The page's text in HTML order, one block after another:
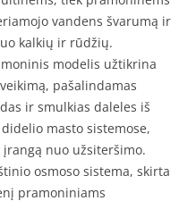
vandens švarumą ir
kalkių ir rūdžių.
modelis užtikrina
pašalindamas
ir smulkias daleles iš
masto sistemose,
nuo užsiteršimo.
osmoso sistema, skirta
pramoniniams